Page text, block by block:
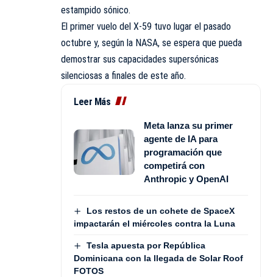
estampido sónico.
El primer vuelo del X-59 tuvo lugar el pasado
octubre y, según la NASA, se espera que pueda
demostrar sus capacidades supersónicas
silenciosas a finales de este año.
Leer Más
Meta lanza su primer
agente de IA para
programación que
competirá con
Anthropic y OpenAI
Los restos de un cohete de SpaceX
impactarán el miércoles contra la Luna
Tesla apuesta por República
Dominicana con la llegada de Solar Roof
FOTOS